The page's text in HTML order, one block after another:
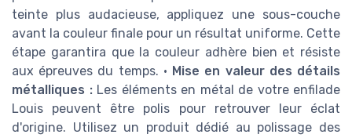
teinte plus audacieuse, appliquez une sous-couche
avant la couleur finale pour un résultat uniforme. Cette
étape garantira que la couleur adhère bien et résiste
aux épreuves du temps. • Mise en valeur des détails
métalliques :Les éléments en métal de votre enfilade
Louis peuvent être polis pour retrouver leur éclat
d'origine. Utilisez un produit dédié au polissage des